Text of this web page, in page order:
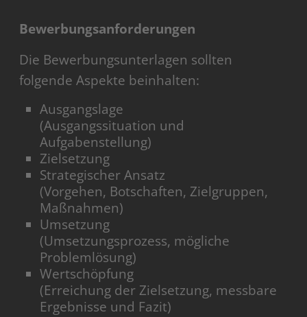
Bewerbungsanforderungen
Die Bewerbungsunterlagen sollten
folgende Aspekte beinhalten:
Ausgangslage
(Ausgangssituation und
Aufgabenstellung)
Zielsetzung
Strategischer Ansatz
(Vorgehen, Botschaften, Zielgruppen,
Maßnahmen)
Umsetzung
(Umsetzungsprozess, mögliche
Problemlösung)
Wertschöpfung
(Erreichung der Zielsetzung, messbare
Ergebnisse und Fazit)